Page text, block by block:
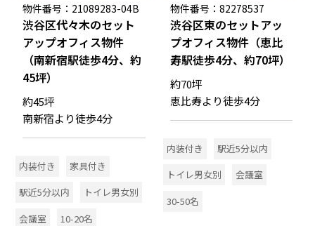
物件番号：21089283-04B
渋谷区代々木のセット
アップオフィス物件
（南新宿駅徒歩4分、約
45坪）
約45坪
南新宿より徒歩4分
内装付き
家具付き
駅近5分以内
トイレ男女別
会議室
10-20名
物件番号：82278537
渋谷区東のセットアッ
プオフィス物件（恵比
寿駅徒歩4分、約70坪）
約70坪
恵比寿より徒歩4分
内装付き
駅近5分以内
トイレ男女別
会議室
30-50名